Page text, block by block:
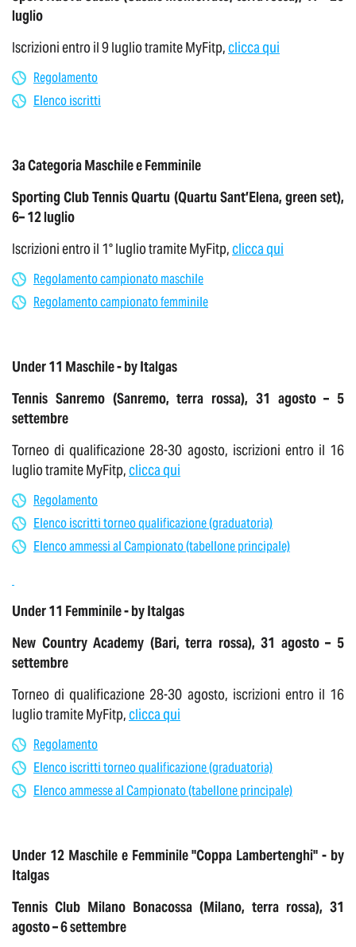
luglio
Iscrizioni entro il 9 luglio tramite MyFitp,clicca qui
Regolamento
Elenco iscritti
3a Categoria Maschile e Femminile
Sporting Club Tennis Quartu (Quartu Sant’Elena, green set),
6– 12 luglio
Iscrizioni entro il 1° luglio tramite MyFitp,clicca qui
Regolamento campionato maschile
Regolamento campionato femminile
Under 11 Maschile - by Italgas
Tennis Sanremo (Sanremo, terra rossa), 31 agosto – 5
settembre
Torneo di qualificazione 28-30 agosto, iscrizioni entro il 16
luglio tramite MyFitp,clicca qui
Regolamento
Elenco iscritti torneo qualificazione (graduatoria)
Elenco ammessi al Campionato (tabellone principale)
Under 11 Femminile - by Italgas
New Country Academy (Bari, terra rossa), 31 agosto – 5
settembre
Torneo di qualificazione 28-30 agosto, iscrizioni entro il 16
luglio tramite MyFitp,clicca qui
Regolamento
Elenco iscritti torneo qualificazione (graduatoria)
Elenco ammesse al Campionato (tabellone principale)
Under 12 Maschile e Femminile "Coppa Lambertenghi" - by
Italgas
Tennis Club Milano Bonacossa (Milano, terra rossa), 31
agosto – 6 settembre